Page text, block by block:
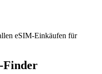
eSIM-Einkäufen für
Finder